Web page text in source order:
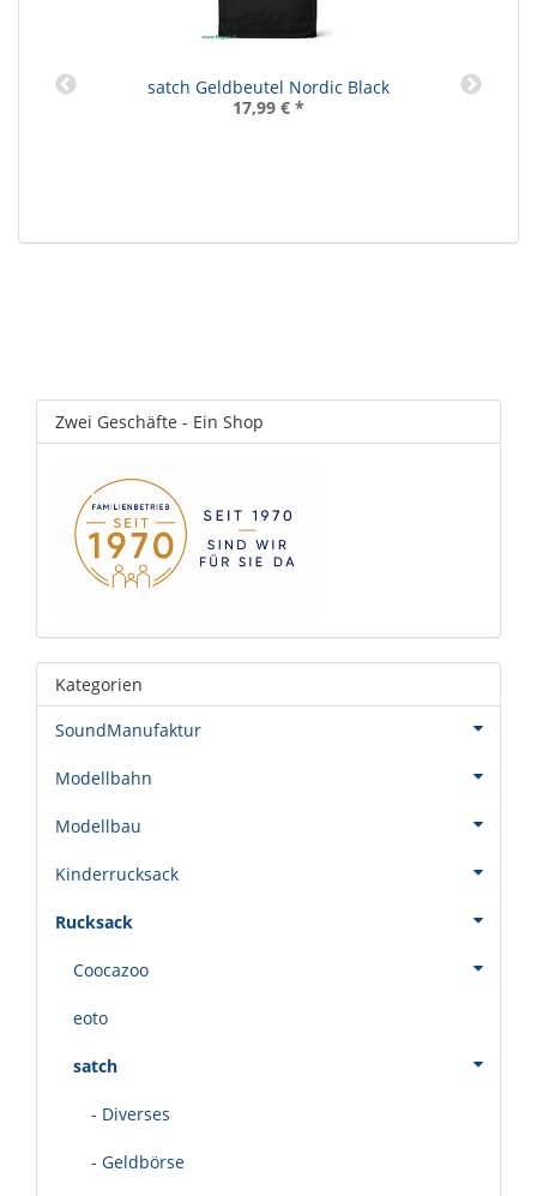
satch Geldbeutel Nordic Black
17,99 € *
Zwei Geschäfte - Ein Shop
Kategorien
SoundManufaktur
Modellbahn
Modellbau
Kinderrucksack
Rucksack
Coocazoo
eoto
satch
- Diverses
- Geldbörse